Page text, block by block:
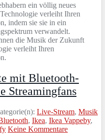
ein völlig neues
verleiht Ihren
indem sie sie in ein
verwandelt.
die Musik der Zukunft
verleiht Ihren
mit Bluetooth-
Streamingfans
Live-Stream, Musik
, Ikea, Ikea Vappeby,
Keine Kommentare